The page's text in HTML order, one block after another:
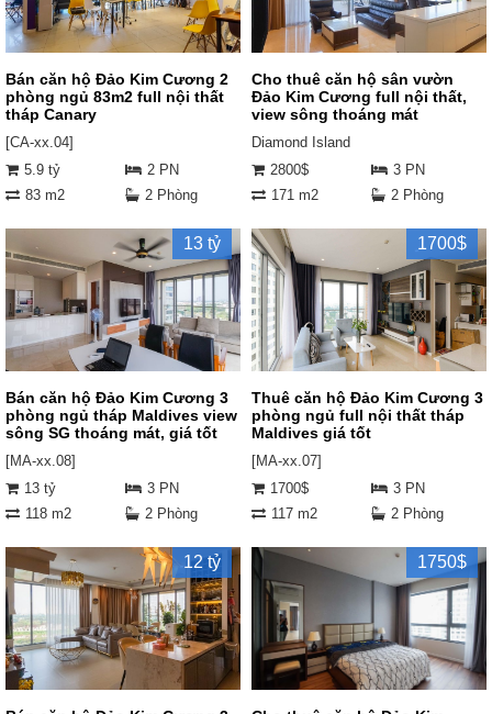
Bán căn hộ Đảo Kim Cương 2
phòng ngủ 83m2 full nội thất
tháp Canary
[CA-xx.04]
5.9 tỷ
2 PN
83 m2
2 Phòng
Cho thuê căn hộ sân vườn
Đảo Kim Cương full nội thất,
view sông thoáng mát
Diamond Island
2800$
3 PN
171 m2
2 Phòng
13 tỷ
Bán căn hộ Đảo Kim Cương 3
phòng ngủ tháp Maldives view
sông SG thoáng mát, giá tốt
[MA-xx.08]
13 tỷ
3 PN
118 m2
2 Phòng
1700$
Thuê căn hộ Đảo Kim Cương 3
phòng ngủ full nội thất tháp
Maldives giá tốt
[MA-xx.07]
1700$
3 PN
117 m2
2 Phòng
12 tỷ 1750$